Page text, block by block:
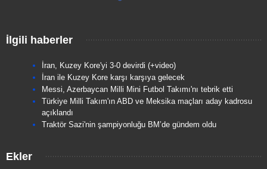
İlgili haberler
İran, Kuzey Kore'yi 3-0 devirdi (+video)
İran ile Kuzey Kore karşı karşıya gelecek
Messi, Azerbaycan Milli Mini Futbol Takımı'nı tebrik etti
Türkiye Milli Takım'ın ABD ve Meksika maçları aday kadrosu
açıklandı
Traktör Sazi'nin şampiyonluğu BM’de gündem oldu
Ekler